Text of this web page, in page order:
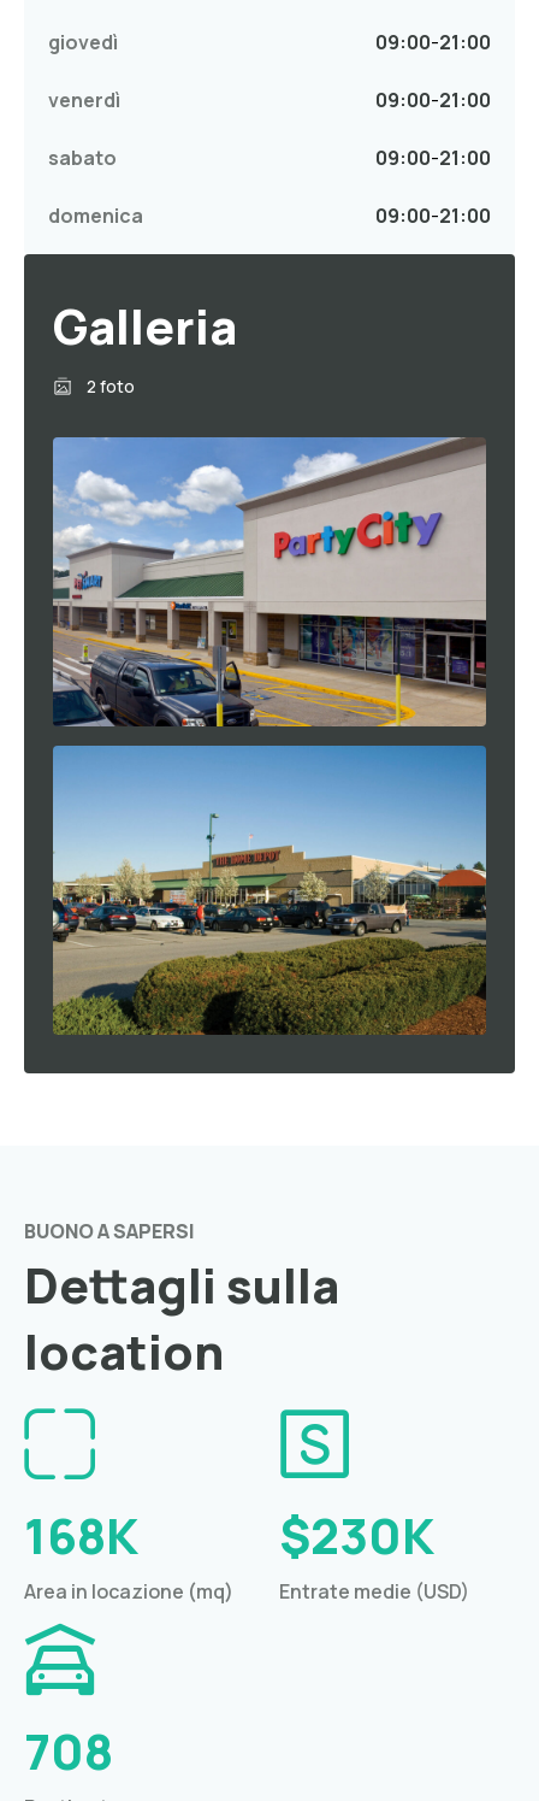
giovedì 09:00-21:00
venerdì 09:00-21:00
sabato 09:00-21:00
domenica 09:00-21:00
Galleria
2 foto
BUONO A SAPERSI
Dettagli sulla
location
168K
Area in locazione (mq)
$230K
Entrate medie (USD)
708